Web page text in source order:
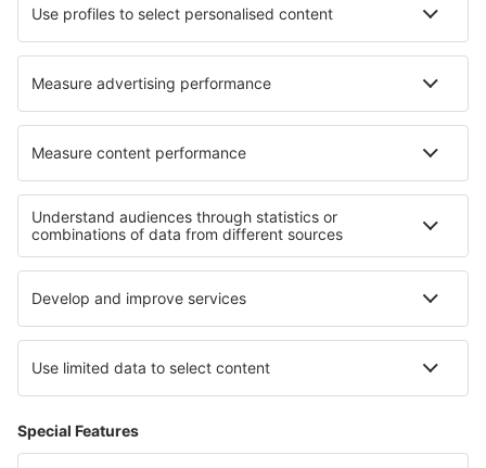
Die besten Unterkünfte - Regionen
Unterkunft im Harz
Unterkunft in der Sächsischen Schweiz
Unterkunft in den Bayerischen Alpen Unterkunft im Moseltal
Unterkunft in Trois Vallées Unterkunft in Gesenke
Unterkunft in Litauen Unterkunft in Tennessee
Unterkunft in Algarve